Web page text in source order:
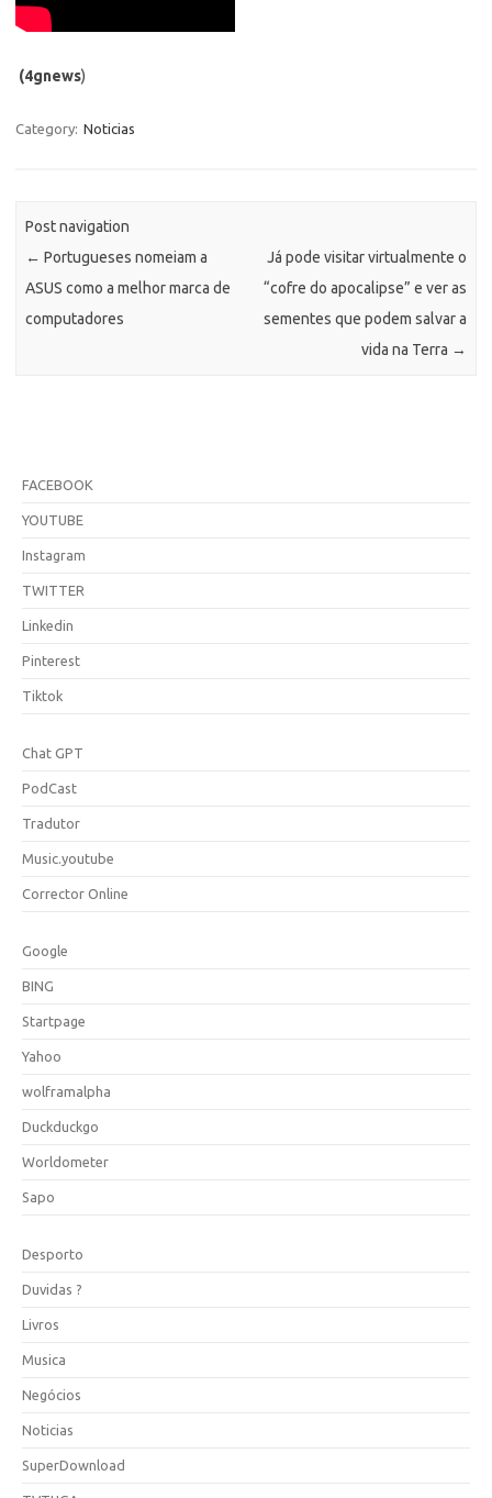
(4gnews)
Category: Noticias
Post navigation
← Portugueses nomeiam a
ASUS como a melhor marca de
computadores
Já pode visitar virtualmente o
“cofre do apocalipse” e ver as
sementes que podem salvar a
vida na Terra →
FACEBOOK
YOUTUBE
Instagram
TWITTER
Linkedin
Pinterest
Tiktok
Chat GPT
PodCast
Tradutor
Music.youtube
Corrector Online
Google
BING
Startpage
Yahoo
wolframalpha
Duckduckgo
Worldometer
Sapo
Desporto
Duvidas ?
Livros
Musica
Negócios
Noticias
SuperDownload